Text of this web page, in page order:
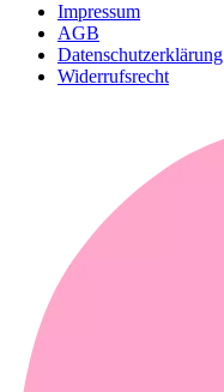
Impressum
AGB
Datenschutzerklärung
Widerrufsrecht